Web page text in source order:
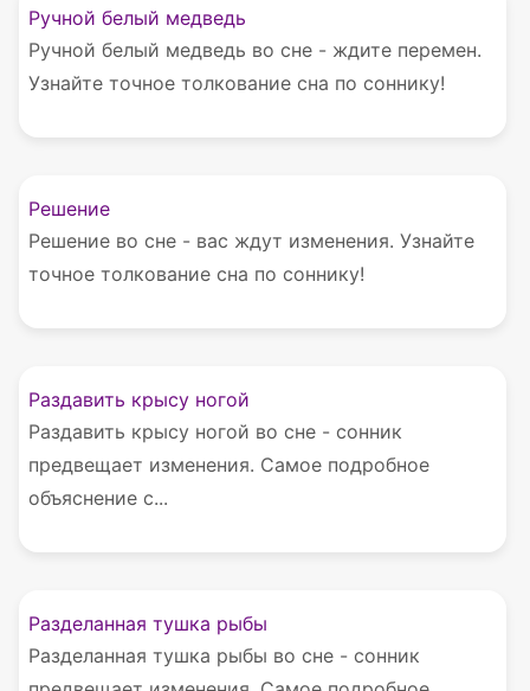
Ручной белый медведь
Ручной белый медведь во сне - ждите перемен.
Узнайте точное толкование сна по соннику!
Решение
Решение во сне - вас ждут изменения. Узнайте
точное толкование сна по соннику!
Раздавить крысу ногой
Раздавить крысу ногой во сне - сонник
предвещает изменения. Самое подробное
объяснение с...
Разделанная тушка рыбы
Разделанная тушка рыбы во сне - сонник